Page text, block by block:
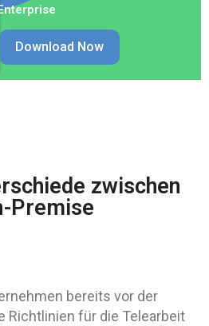
Download Now
zwischen
Premise
bereits vor der
Richtlinien für die Telearbeit